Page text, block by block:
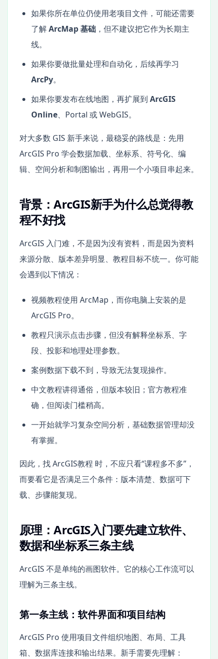
如果你所在单位仍使用老项目文件，可能还需要
了解ArcMap 基础 ，但不建议把它作为长期主
线。
如果你要做批量处理和自动化，后续再学习
ArcPy。
如果你要发布在线地图，再扩展到 ArcGIS
Online、Portal 或 WebGIS。
对大多数 GIS 新手来说，最稳妥的路线是：先用
ArcGIS Pro 学会数据加载、坐标系、符号化、编
辑、空间分析和制图输出，再用一个小项目串起来。
背景：ArcGIS新手为什么总觉得教
程不好找
ArcGIS 入门难，不是因为没有资料，而是因为资料
来源分散、版本差异明显、教程目标不统一。你可能
会遇到以下情况：
视频教程使用 ArcMap，而你电脑上安装的是
ArcGIS Pro。
教程只演示点击步骤，但没有解释坐标系、字
段、投影和地理处理参数。
案例数据下载不到，导致无法复现操作。
中文教程讲得通俗，但版本较旧；官方教程准
确，但阅读门槛稍高。
一开始就学习复杂空间分析，基础数据管理却没
有掌握。
因此，找 ArcGIS教程 时，不应只看“课程多不多”，
而要看它是否满足三个条件：版本清楚、数据可下
载、步骤能复现。
原理：ArcGIS入门要先建立软件、
数据和坐标系三条主线
ArcGIS 不是单纯的画图软件。它的核心工作流可以
理解为三条主线。
第一条主线：软件界面和项目结构
ArcGIS Pro 使用项目文件组织地图、布局、工具
箱、数据库连接和输出结果。新手需要先理解：